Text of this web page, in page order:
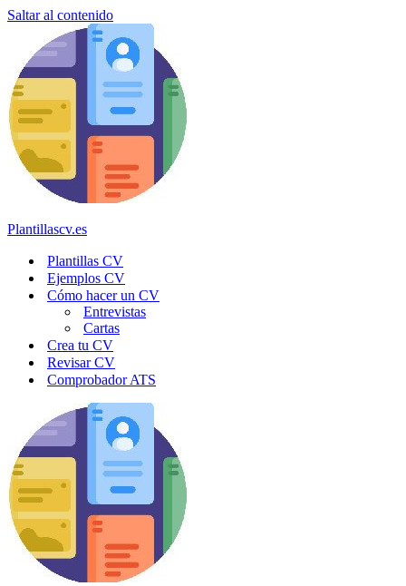
Saltar al contenido
Plantillascv.es
Plantillas CV
Ejemplos CV
Cómo hacer un CV
Entrevistas
Cartas
Crea tu CV
Revisar CV
Comprobador ATS